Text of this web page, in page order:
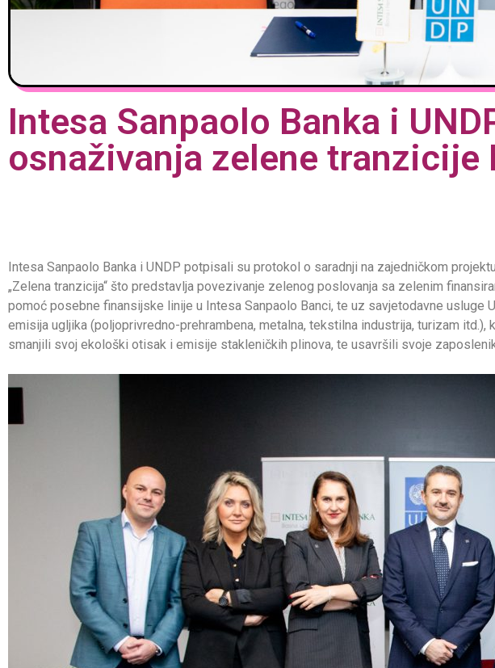
Intesa Sanpaolo Banka i
osnaživanja zelene tranzicije
Intesa Sanpaolo Banka i UNDP potpisali su protokol o saradnji na zajedničkom
„Zelena tranzicija“ što predstavlja povezivanje zelenog poslovanja sa zelenim
pomoć posebne finansijske linije u Intesa Sanpaolo Banci, te uz savjetodavne usluge
emisija ugljika (poljoprivredno-prehrambena, metalna, tekstilna industrija, turizam
smanjili svoj ekološki otisak i emisije stakleničkih plinova, te usavršili svoje